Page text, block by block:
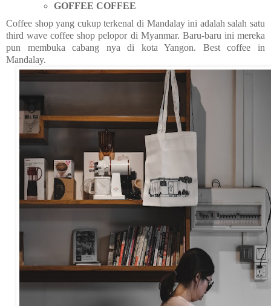
GOFFEE COFFEE
Coffee shop yang cukup terkenal di Mandalay ini adalah salah satu
third wave coffee shop pelopor di Myanmar. Baru-baru ini mereka
pun membuka cabang nya di kota Yangon. Best coffee in
Mandalay.